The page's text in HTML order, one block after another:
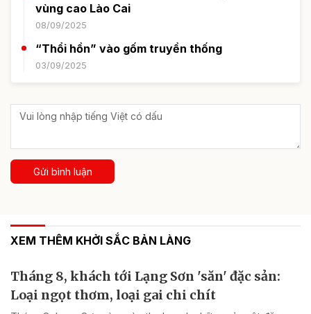
vùng cao Lào Cai
08/09/2025
“Thổi hồn” vào gốm truyền thống
03/09/2025
Gửi bình luận
XEM THÊM KHỞI SẮC BẢN LÀNG
Tháng 8, khách tới Lạng Sơn 'săn' đặc sản:
Loại ngọt thơm, loại gai chi chít